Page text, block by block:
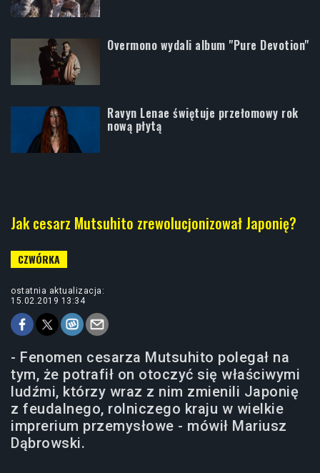
Overmono wydali album "Pure Devotion"
Ravyn Lenae świętuje przełomowy rok
nową płytą
Jak cesarz Mutsuhito zrewolucjonizował Japonię?
ostatnia aktualizacja:
15.02.2019 13:34
- Fenomen cesarza Mutsuhito polegał na
tym, że potrafił on otoczyć się właściwymi
ludźmi, którzy wraz z nim zmienili Japonię
z feudalnego, rolniczego kraju w wielkie
imprerium przemysłowe - mówił Mariusz
Dąbrowski.